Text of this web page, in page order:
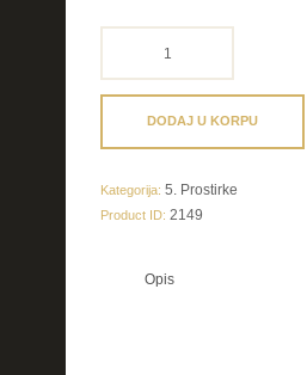
količinaDODAJ U KORPU
Kategorija: 5. Prostirke
Product ID: 2149
Opis